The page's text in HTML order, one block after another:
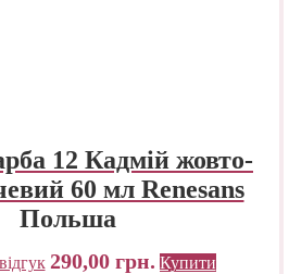
12 Кадмій жовто-
60 мл Renesans
Польша
290,00 грн. Купити